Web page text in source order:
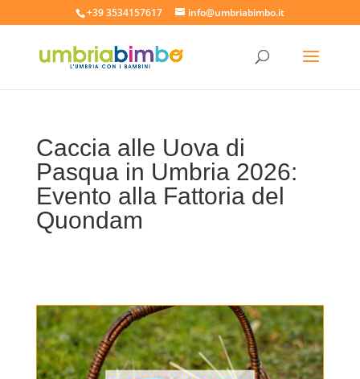
+39 3534157617 info@umbriabimbo.it
Caccia alle Uova di
Pasqua in Umbria 2026:
Evento alla Fattoria del
Quondam